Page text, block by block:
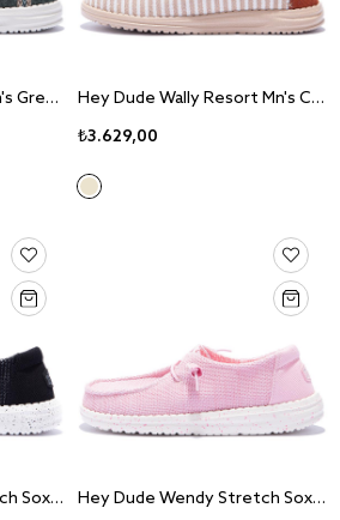
Hey Dude Wally Jute Mn's Green Sneaker Ayakkabı 43085-336
Hey Dude Wally Resort Mn's Chili Red Sneaker Ayakkabı 43094-9HR
₺3.629,00
Hey Dude Wendy Stretch Sox Wmn's Black Sneaker Ayakkabı 41878-066
Hey Dude Wendy Stretch Sox Wmn's Rosette Sneaker Ayakkabı 41878-6XX